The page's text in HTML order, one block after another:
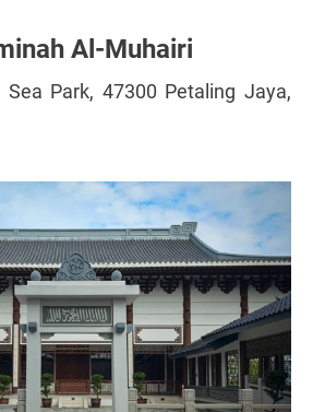
Al-Muhairi
Park, 47300 Petaling Jaya,